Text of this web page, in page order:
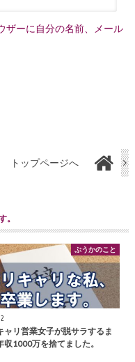
ザーに自分の名前、メール
トップページへ
。
ぷうかのこと
ャリ営業女子が脱サラするま
収1000万を捨てました。